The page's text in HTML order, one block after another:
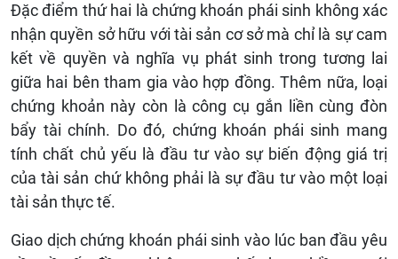
Đặc điểm thứ hai là chứng khoán phái sinh không xác
nhận quyền sở hữu với tài sản cơ sở mà chỉ là sự cam
kết về quyền và nghĩa vụ phát sinh trong tương lai
giữa hai bên tham gia vào hợp đồng. Thêm nữa, loại
chứng khoản này còn là công cụ gắn liền cùng đòn
bẩy tài chính. Do đó, chứng khoán phái sinh mang
tính chất chủ yếu là đầu tư vào sự biến động giá trị
của tài sản chứ không phải là sự đầu tư vào một loại
tài sản thực tế.
Giao dịch chứng khoán phái sinh vào lúc ban đầu yêu